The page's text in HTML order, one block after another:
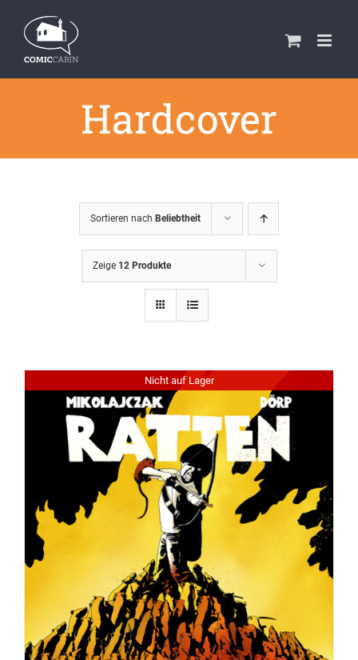
Inhalt
springen
Hardcover
Sortieren nach Beliebtheit
Zeige 12 Produkte
Nicht auf Lager